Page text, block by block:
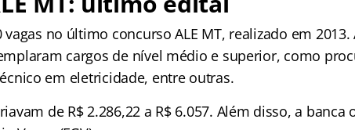
no último concurso ALE MT, realizado em 2013.
cargos de nível médio e superior, como
em eletricidade, entre outras.
de R$ 2.286,22 a R$ 6.057. Além disso, a banca